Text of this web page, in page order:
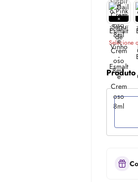
12% off
Selecione
Produto